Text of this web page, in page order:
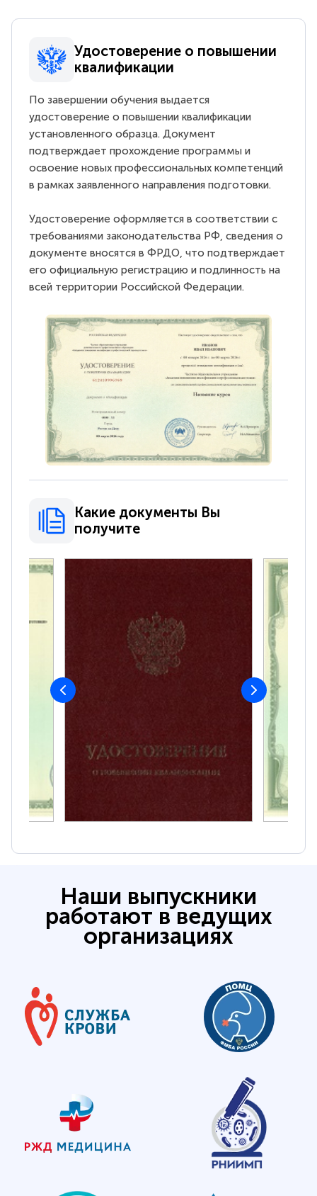
Удостоверение о повышении
квалификации
По завершении обучения выдается
удостоверение о повышении квалификации
установленного образца. Документ
подтверждает прохождение программы и
освоение новых профессиональных компетенций
в рамках заявленного направления подготовки.
Удостоверение оформляется в соответствии с
требованиями законодательства РФ, сведения о
документе вносятся в ФРДО, что подтверждает
его официальную регистрацию и подлинность на
всей территории Российской Федерации.
Какие документы Вы
получите
Наши выпускники
работают в ведущих
организациях